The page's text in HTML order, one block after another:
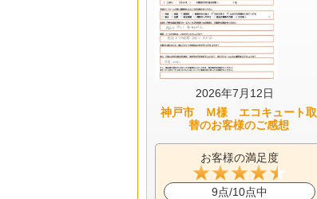
2026年7月12日
神戸市 Ｍ様 エコキュート取
替のお客様のご感想
お客様の満足度
9点/10点中